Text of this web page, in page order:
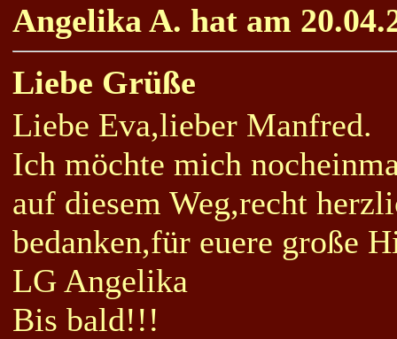
Angelika A. hat am
Liebe Grüße
Liebe Eva,lieber Manfred.
Ich möchte mich
auf diesem Weg,recht
bedanken,für euere große
LG Angelika
Bis bald!!!